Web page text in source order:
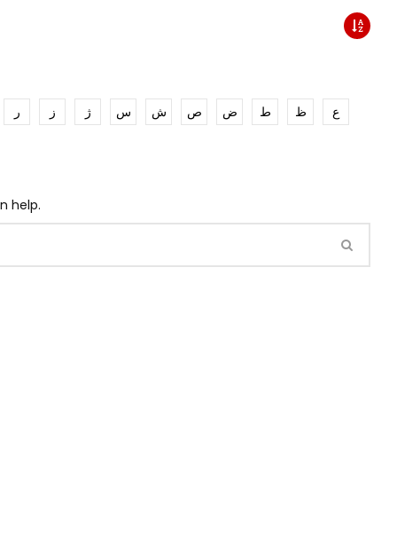
ر ز ژ س ش ص ض ط ظ
ع
help.